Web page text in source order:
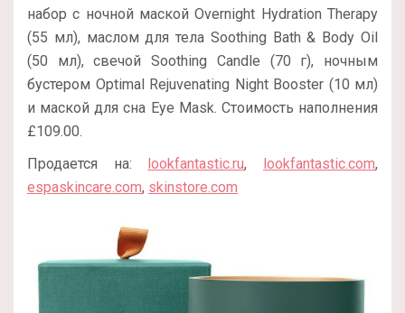
набор с ночной маской Overnight Hydration Therapy
(55 мл), маслом для тела Soothing Bath & Body Oil
(50 мл), свечой Soothing Candle (70 г), ночным
бустером Optimal Rejuvenating Night Booster (10 мл)
и маской для сна Eye Mask. Стоимость наполнения
£109.00.
Продается на: lookfantastic.ru, lookfantastic.com,
espaskincare.com, skinstore.com